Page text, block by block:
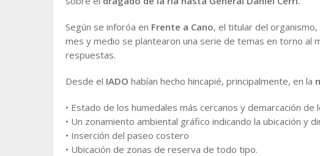
Según se inforóa en Frente a Cano, el titular del organismo,
mes y medio se plantearon una serie de temas en torno al
respuestas.
Desde el IADO habían hecho hincapié, principalmente, en la
• Estado de los humedales más cercanos y demarcación de
• Un zonamiento ambiental gráfico indicando la ubicación y
• Inserción del paseo costero
• Ubicación de zonas de reserva de todo tipo.